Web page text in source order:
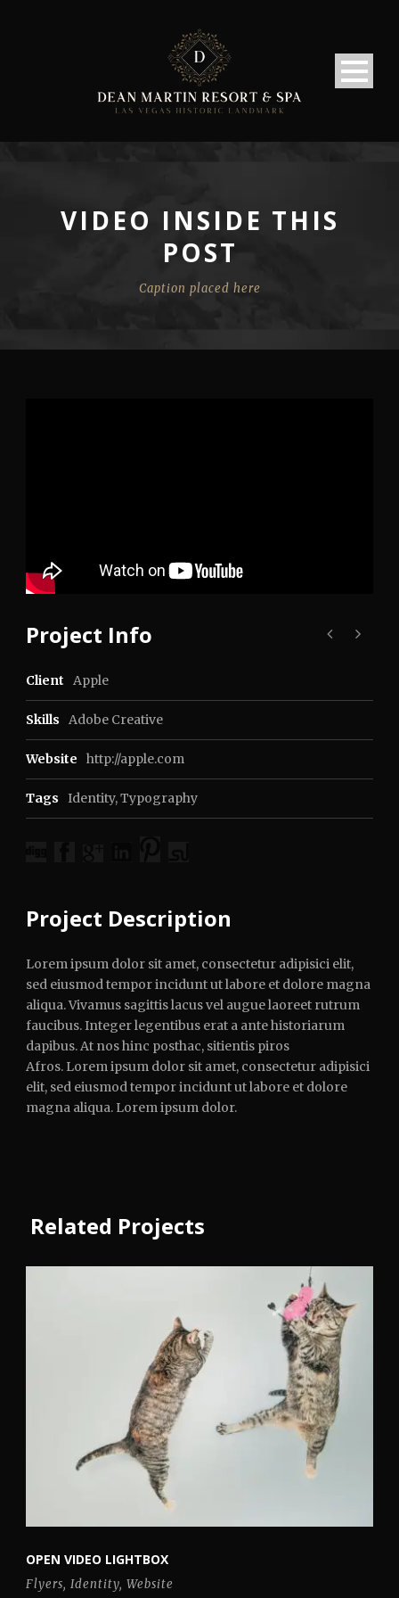
VIDEO INSIDE THIS
POST
Caption placed here
Project Info
Client Apple
Skills Adobe Creative
Website http://apple.com
Tags Identity,Typography
Project Description
Lorem ipsum dolor sit amet, consectetur adipisici elit,
sed eiusmod tempor incidunt ut labore et dolore magna
aliqua. Vivamus sagittis lacus vel augue laoreet rutrum
faucibus. Integer legentibus erat a ante historiarum
dapibus. At nos hinc posthac, sitientis piros
Afros. Lorem ipsum dolor sit amet, consectetur adipisici
elit, sed eiusmod tempor incidunt ut labore et dolore
magna aliqua. Lorem ipsum dolor.
Related Projects
OPEN VIDEO LIGHTBOX
Flyers, Identity, Website